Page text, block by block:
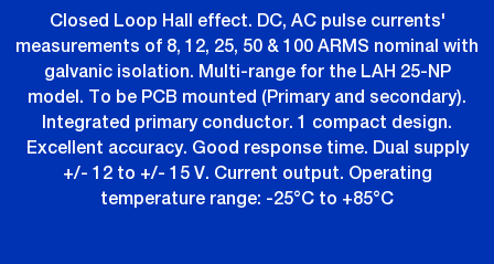
Closed Loop Hall effect. DC, AC pulse currents'
measurements of 8, 12, 25, 50 & 100 ARMS nominal with
galvanic isolation. Multi-range for the LAH 25-NP
model. To be PCB mounted (Primary and secondary).
Integrated primary conductor. 1 compact design.
Excellent accuracy. Good response time. Dual supply
+/- 12 to +/- 15 V. Current output. Operating
temperature range: -25°C to +85°C